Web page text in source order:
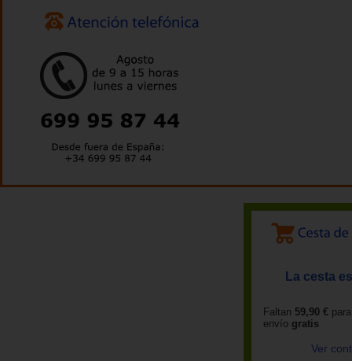
La cesta
Faltan 59,90 €
envío gratis
Ver